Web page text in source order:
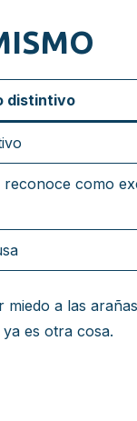
distintivo
como
miedo a las
es otra cosa.